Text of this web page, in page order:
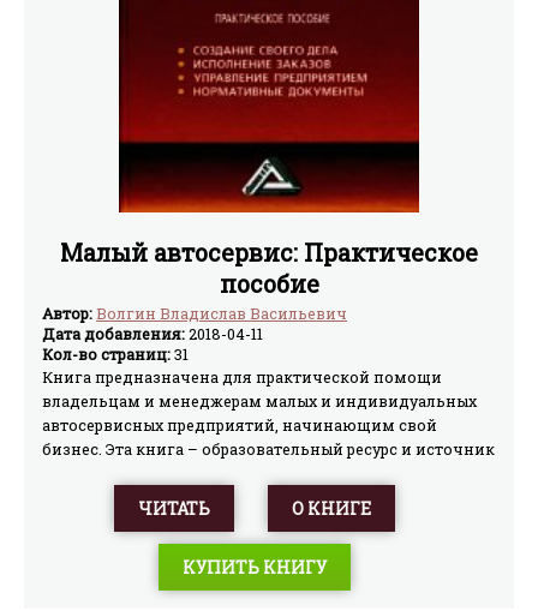
Малый автосервис: Практическое
пособие
Автор:Волгин Владислав Васильевич
Дата добавления:2018-04-11
Кол-во страниц:31
Книга предназначена для практической помощи
владельцам и менеджерам малых и индивидуальных
автосервисных предприятий, начинающим свой
бизнес. Эта книга – образовательный ресурс и источник
методах организации деятельности малых
автосервисных предприятий, обеспечения их
конкурентоспособности.
ЧИТАТЬ О КНИГЕ
КУПИТЬ КНИГУ